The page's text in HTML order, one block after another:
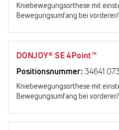
Kniebewegungsorthese mit
Bewegungsumfang bei
DONJOY® SE 4Point™
Positionsnummer: 34641 073
Kniebewegungsorthese mit
Bewegungsumfang bei